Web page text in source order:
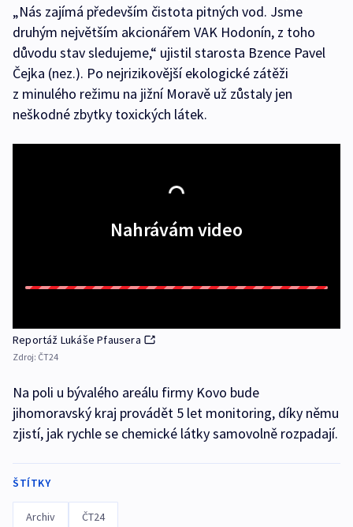
„Nás zajímá především čistota pitných vod. Jsme
druhým největším akcionářem VAK Hodonín, z toho
důvodu stav sledujeme,“ ujistil starosta Bzence Pavel
Čejka (nez.). Po nejrizikovější ekologické zátěži
z minulého režimu na jižní Moravě už zůstaly jen
neškodné zbytky toxických látek.
Nahrávám video
Reportáž Lukáše Pfausera
Zdroj: ČT24
Na poli u bývalého areálu firmy Kovo bude
jihomoravský kraj provádět 5 let monitoring, díky němu
zjistí, jak rychle se chemické látky samovolně rozpadají.
ŠTÍTKY
Archiv ČT24